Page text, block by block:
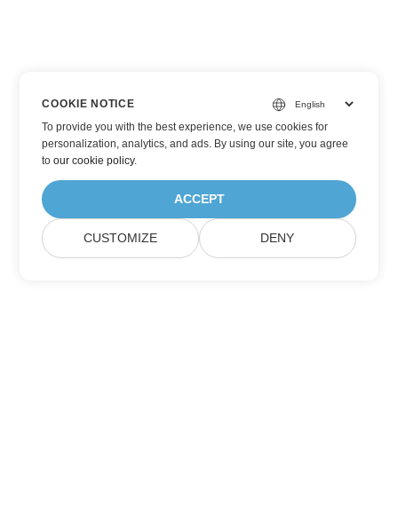
COOKIE NOTICE
To provide you with the best experience, we use cookies for
personalization, analytics, and ads. By using our site, you agree
toour cookie policy.
ACCEPT
CUSTOMIZE DENY